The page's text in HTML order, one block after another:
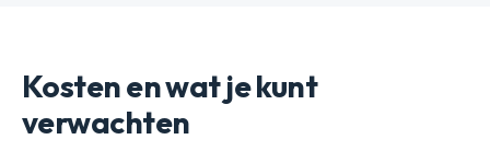
Kosten en wat je kunt
verwachten